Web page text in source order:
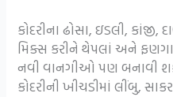
કોદરીના ઢોસા, ઇડલી, કાંજી,
મિક્સ કરીને થેપલાં અને
નવી વાનગીઓ પણ બનાવી
કોદરીની ખીચડીમાં લીંબુ,